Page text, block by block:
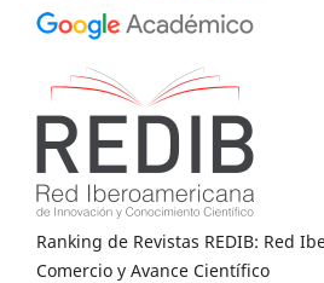
Ranking de Revistas REDIB: Red
Comercio y Avance Científico